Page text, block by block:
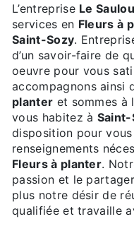
L’entreprise Le
services en Fleurs à
Saint-Sozy.
d’un savoir-faire de
oeuvre pour vous
accompagnons ainsi
planter et sommes à
vous habitez à Saint-
disposition pour
renseignements
Fleurs à planter.
passion et le
plus notre désir de
qualifiée et travaille